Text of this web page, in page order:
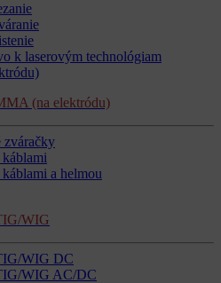
k laserovým technológiam
(na elektródu)
zváračky
a helmou
WIG
WIG DC
WIG AC/DC